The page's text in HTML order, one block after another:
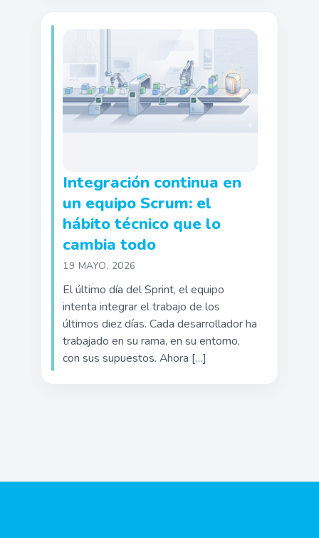
Integración continua en
un equipo Scrum: el
hábito técnico que lo
cambia todo
19 MAYO, 2026
El último día del Sprint, el equipo
intenta integrar el trabajo de los
últimos diez días. Cada desarrollador ha
trabajado en su rama, en su entorno,
con sus supuestos. Ahora […]